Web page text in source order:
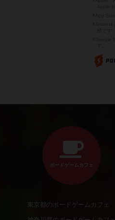
ボードゲームカフェ
東京都のボードゲームカフェ